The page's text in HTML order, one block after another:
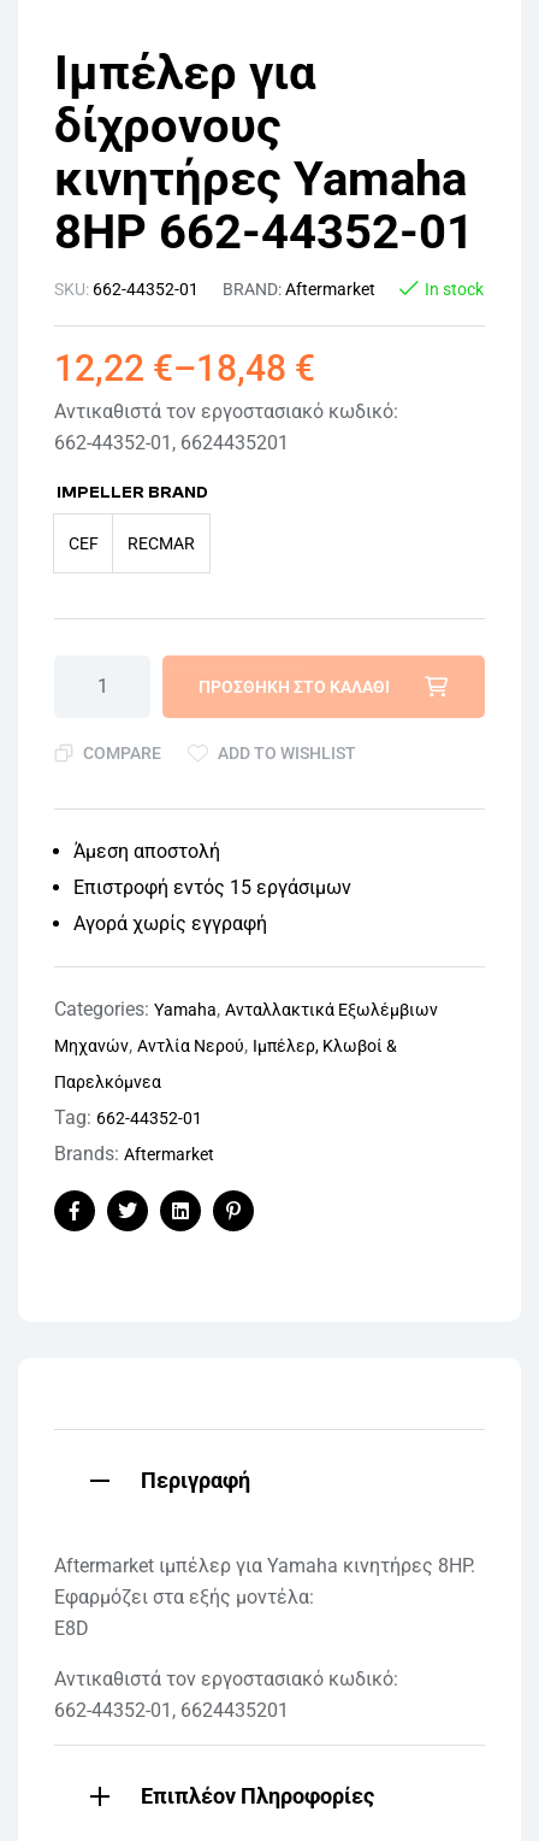
Ιμπέλερ για
δίχρονους
κινητήρες Yamaha
8HP 662-44352-01
SKU: 662-44352-01 BRAND:Aftermarket In stock
12,22 €–18,48 €
Αντικαθιστά τον εργοστασιακό κωδικό:
662-44352-01, 6624435201
IMPELLER BRAND
CEF RECMAR
ΠΡΟΣΘΉΚΗ ΣΤΟ ΚΑΛΆΘΙ
COMPARE ADD TO WISHLIST
Άμεση αποστολή
Επιστροφή εντός 15 εργάσιμων
Αγορά χωρίς εγγραφή
Categories: Yamaha, Ανταλλακτικά Εξωλέμβιων
Μηχανών, Αντλία Νερού, Ιμπέλερ, Κλωβοί &
Παρελκόμνεα
Tag: 662-44352-01
Brands: Aftermarket
FacebookTwitterLinkedinPinterest
Περιγραφή
Aftermarket ιμπέλερ για Yamaha κινητήρες 8HP.
Εφαρμόζει στα εξής μοντέλα:
E8D
Αντικαθιστά τον εργοστασιακό κωδικό:
662-44352-01, 6624435201
Επιπλέον Πληροφορίες